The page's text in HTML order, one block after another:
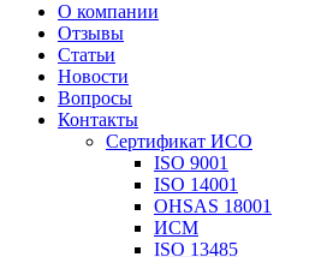
О компании
Отзывы
Статьи
Новости
Вопросы
Контакты
Сертификат ИСО
ISO 9001
ISO 14001
OHSAS 18001
ИСМ
ISO 13485